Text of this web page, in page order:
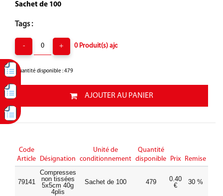
Sachet de 100
Tags :
Quantité disponible : 479
AJOUTER AU PANIER
Code
Article
Désignation
Unité de
conditionnement
Quantité
disponible
Prix Remise
79141
Compresses
non tissées
5x5cm 40g
4plis
Sachet de 100 479
0.40
€
30 %